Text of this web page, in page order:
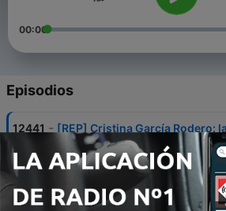
00:00
Episodios
12441 - [REP] Cristina García Rodero:
España oculta
04 ago. 2026
12440 - [REP] No es estética, es
extrema ha vuelto